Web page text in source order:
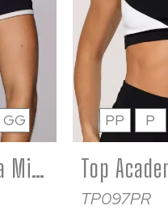
Cropped com Manga Microfibra Barrinha Branca Estampado
GG
TP097PR
PP P